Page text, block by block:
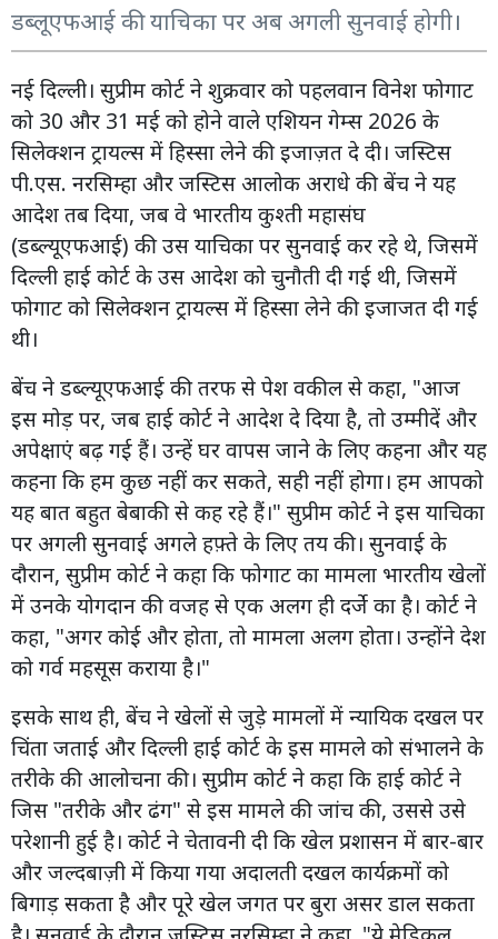
डब्लूएफआई की याचिका पर अब अगली सुनवाई होगी।
नई दिल्ली। सुप्रीम कोर्ट ने शुक्रवार को पहलवान विनेश फोगाट
को 30 और 31 मई को होने वाले एशियन गेम्स 2026 के
सिलेक्शन ट्रायल्स में हिस्सा लेने की इजाज़त दे दी। जस्टिस
पी.एस. नरसिम्हा और जस्टिस आलोक अराधे की बेंच ने यह
आदेश तब दिया, जब वे भारतीय कुश्ती महासंघ
(डब्ल्यूएफआई) की उस याचिका पर सुनवाई कर रहे थे, जिसमें
दिल्ली हाई कोर्ट के उस आदेश को चुनौती दी गई थी, जिसमें
फोगाट को सिलेक्शन ट्रायल्स में हिस्सा लेने की इजाजत दी गई
थी।
बेंच ने डब्ल्यूएफआई की तरफ से पेश वकील से कहा, "आज
इस मोड़ पर, जब हाई कोर्ट ने आदेश दे दिया है, तो उम्मीदें और
अपेक्षाएं बढ़ गई हैं। उन्हें घर वापस जाने के लिए कहना और यह
कहना कि हम कुछ नहीं कर सकते, सही नहीं होगा। हम आपको
यह बात बहुत बेबाकी से कह रहे हैं।" सुप्रीम कोर्ट ने इस याचिका
पर अगली सुनवाई अगले हफ़्ते के लिए तय की। सुनवाई के
दौरान, सुप्रीम कोर्ट ने कहा कि फोगाट का मामला भारतीय खेलों
में उनके योगदान की वजह से एक अलग ही दर्जे का है। कोर्ट ने
कहा, "अगर कोई और होता, तो मामला अलग होता। उन्होंने देश
को गर्व महसूस कराया है।"
इसके साथ ही, बेंच ने खेलों से जुड़े मामलों में न्यायिक दखल पर
चिंता जताई और दिल्ली हाई कोर्ट के इस मामले को संभालने के
तरीके की आलोचना की। सुप्रीम कोर्ट ने कहा कि हाई कोर्ट ने
जिस "तरीके और ढंग" से इस मामले की जांच की, उससे उसे
परेशानी हुई है। कोर्ट ने चेतावनी दी कि खेल प्रशासन में बार-बार
और जल्दबाज़ी में किया गया अदालती दखल कार्यक्रमों को
बिगाड़ सकता है और पूरे खेल जगत पर बुरा असर डाल सकता